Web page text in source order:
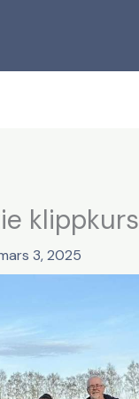
klippkurs
3, 2025